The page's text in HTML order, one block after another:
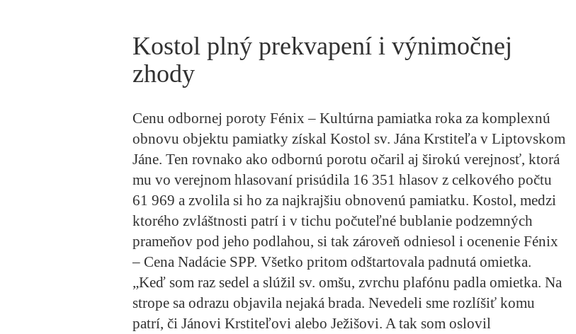
Kostol plný prekvapení i výnimočnej
zhody
Cenu odbornej poroty Fénix – Kultúrna pamiatka roka za komplexnú
obnovu objektu pamiatky získal Kostol sv. Jána Krstiteľa v Liptovskom
Jáne. Ten rovnako ako odbornú porotu očaril aj širokú verejnosť, ktorá
mu vo verejnom hlasovaní prisúdila 16 351 hlasov z celkového počtu
61 969 a zvolila si ho za najkrajšiu obnovenú pamiatku. Kostol, medzi
ktorého zvláštnosti patrí i v tichu počuteľné bublanie podzemných
prameňov pod jeho podlahou, si tak zároveň odniesol i ocenenie Fénix
– Cena Nadácie SPP. Všetko pritom odštartovala padnutá omietka.
„Keď som raz sedel a slúžil sv. omšu, zvrchu plafónu padla omietka. Na
strope sa odrazu objavila nejaká brada. Nevedeli sme rozlíšiť komu
patrí, či Jánovi Krstiteľovi alebo Ježišovi. A tak som oslovil